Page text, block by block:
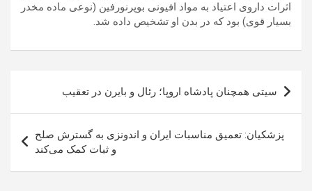
اثرات داروی اعتیاد به مواد افیونی بوپرنورفین (نوعی ماده مخدر
بسیار قوی) بود که در بدن او تشخیص داده شد.
راهبری
نوشته
سیتی همچنان پادشاه اروپا؛ رئال و بایرن در تعقیب
پزشکیان: تعمیق مناسبات ایران و اندونزی به گسترش صلح
و ثبات کمک می‌کند